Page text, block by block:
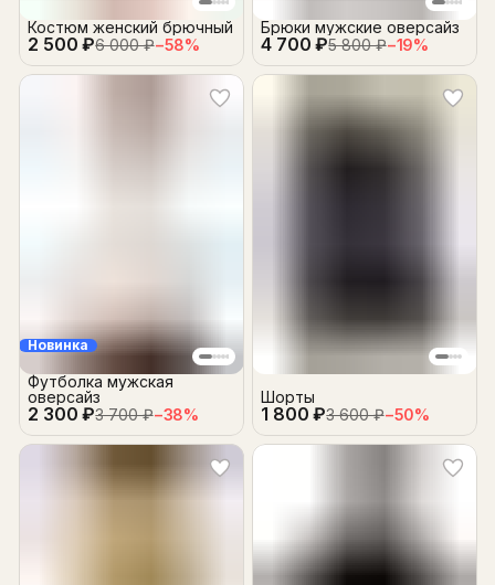
2 500 ₽6 000 ₽−58%
Костюм женский брючный
4 700 ₽5 800 ₽−19%
Брюки мужские оверсайз
Новинка
2 300 ₽3 700 ₽−38%
Футболка мужская
оверсайз
1 800 ₽3 600 ₽−50%
Шорты